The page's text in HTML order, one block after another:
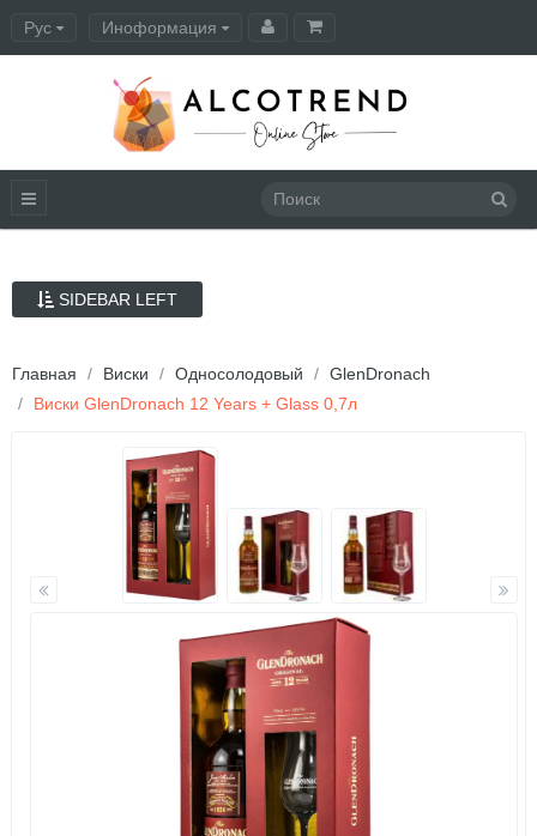
Рус Иноформация
SIDEBAR LEFT
Главная Виски Односолодовый
GlenDronach
Виски GlenDronach 12 Years + Glass 0,7л